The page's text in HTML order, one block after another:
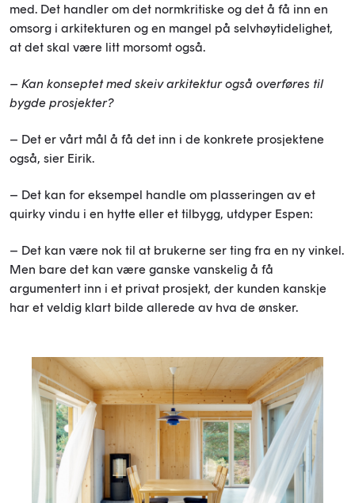
med. Det handler om det normkritiske og det å få inn en
omsorg i arkitekturen og en mangel på selvhøytidelighet,
at det skal være litt morsomt også.
– Kan konseptet med skeiv arkitektur også overføres til
bygde prosjekter?
– Det er vårt mål å få det inn i de konkrete prosjektene
også, sier Eirik.
– Det kan for eksempel handle om plasseringen av et
quirky vindu i en hytte eller et tilbygg, utdyper Espen:
– Det kan være nok til at brukerne ser ting fra en ny vinkel.
Men bare det kan være ganske vanskelig å få
argumentert inn i et privat prosjekt, der kunden kanskje
har et veldig klart bilde allerede av hva de ønsker.